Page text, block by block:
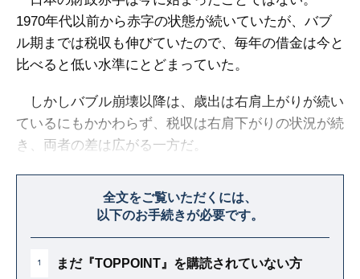
1970年代以前から赤字の状態が続いていたが、バブ
ル期までは税収も伸びていたので、毎年の借金は今と
比べると低い水準にとどまっていた。
しかしバブル崩壊以降は、歳出は右肩上がりが続い
ているにもかかわらず、税収は右肩下がりの状況が続
き、両者の差は広がる一方だ。
増して大量に発行されるようになった。
全文をご覧いただくには、
以下のお手続きが必要です。
1
まだ『TOPPOINT』を購読されていない方